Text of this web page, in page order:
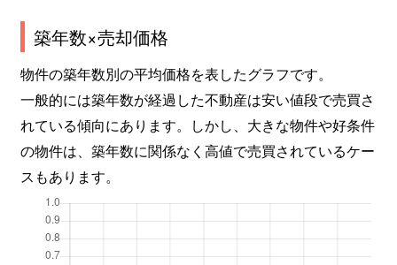
築年数×売却価格
物件の築年数別の平均価格を表したグラフです。
一般的には築年数が経過した不動産は安い値段で売買さ
れている傾向にあります。しかし、大きな物件や好条件
の物件は、築年数に関係なく高値で売買されているケー
スもあります。